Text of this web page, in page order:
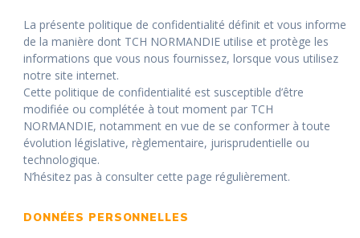
La présente politique de confidentialité définit et vous informe
de la manière dont TCH NORMANDIE utilise et protège les
informations que vous nous fournissez, lorsque vous utilisez
notre site internet.
Cette politique de confidentialité est susceptible d’être
modifiée ou complétée à tout moment par TCH
NORMANDIE, notamment en vue de se conformer à toute
évolution législative, règlementaire, jurisprudentielle ou
technologique.
N’hésitez pas à consulter cette page régulièrement.
DONNÉES PERSONNELLES